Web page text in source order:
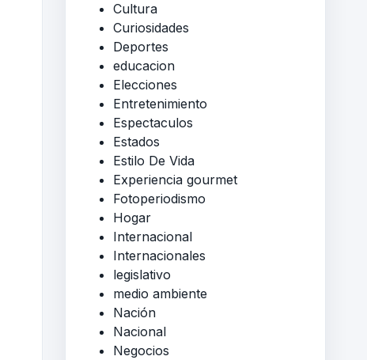
Cultura
Curiosidades
Deportes
educacion
Elecciones
Entretenimiento
Espectaculos
Estados
Estilo De Vida
Experiencia gourmet
Fotoperiodismo
Hogar
Internacional
Internacionales
legislativo
medio ambiente
Nación
Nacional
Negocios